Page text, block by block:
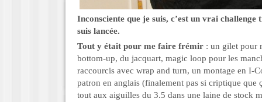
Inconsciente que je suis, c’est un vrai challenge
suis lancée.
Tout y était pour me faire frémir : un gilet pour
bottom-up, du jacquart, magic loop pour les
raccourcis avec wrap and turn, un montage en I-
patron en anglais (finalement pas si criptique que
tout aux aiguilles du 3.5 dans une laine de stock